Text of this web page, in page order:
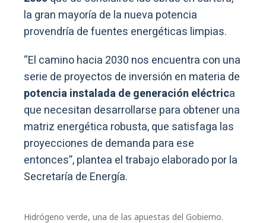
la gran mayoría de la nueva potencia
provendría de fuentes energéticas limpias.
“El camino hacia 2030 nos encuentra con una
serie de proyectos de inversión en materia de
potencia instalada de generación eléctrica
que necesitan desarrollarse para obtener una
matriz energética robusta, que satisfaga las
proyecciones de demanda para ese
entonces”, plantea el trabajo elaborado por la
Secretaría de Energía.
Hidrógeno verde, una de las apuestas del Gobierno.